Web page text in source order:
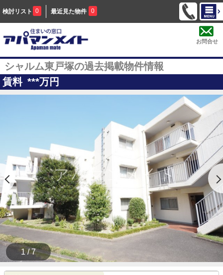
検討リスト 0 最近見た物件 0
お問合せ
シャルム東戸塚の過去掲載物件情報
賃料 ***万円
1 / 7